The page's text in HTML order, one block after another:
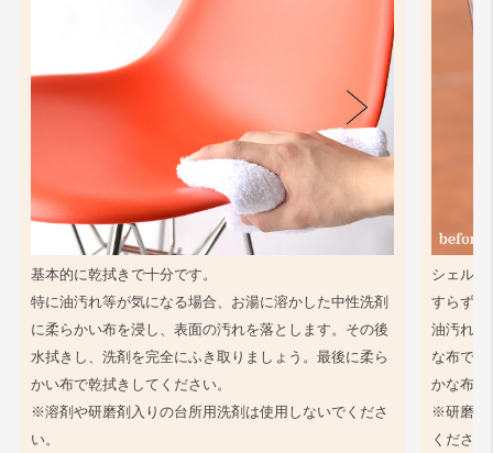
基本的に乾拭きで十分です。
特に油汚れ等が気になる場合、お湯に溶かした中性洗剤
に柔らかい布を浸し、表面の汚れを落とします。その後
水拭きし、洗剤を完全にふき取りましょう。最後に柔ら
かい布で乾拭きしてください。
※溶剤や研磨剤入りの台所用洗剤は使用しないでくださ
い。
シェル同
すらず、
油汚れ等
な布で軽
かな布で
※研磨剤
ください